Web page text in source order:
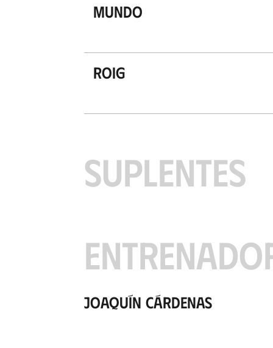
Mundo
Roig
SUPLENTES
Joaquín Cárdenas